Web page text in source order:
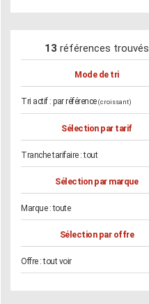
13 références trouvés
Mode de tri
Tri actif : par référence (croissant)
Sélection par tarif
Tranche tarifaire :tout
Sélection par marque
Marque :toute
Sélection par offre
Offre :tout voir